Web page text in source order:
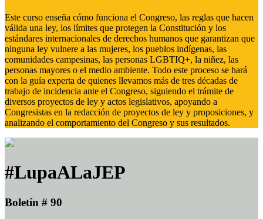
Este curso enseña cómo funciona el Congreso, las reglas que hacen
válida una ley, los límites que protegen la Constitución y los
estándares internacionales de derechos humanos que garantizan que
ninguna ley vulnere a las mujeres, los pueblos indígenas, las
comunidades campesinas, las personas LGBTIQ+, la niñez, las
personas mayores o el medio ambiente. Todo este proceso se hará
con la guía experta de quienes llevamos más de tres décadas de
trabajo de incidencia ante el Congreso, siguiendo el trámite de
diversos proyectos de ley y actos legislativos, apoyando a
Congresistas en la redacción de proyectos de ley y proposiciones, y
analizando el comportamiento del Congreso y sus resultados.
#LupaALaJEP
Boletín # 90